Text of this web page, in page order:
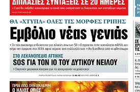
ΓΙΑΝΝΗΣ ΧΑΤΖΗΘΕΟΔΟΣΙΟΥ
ΕΠΑΓΓΕΛΑΜΑΤΙΚΟΥ
ΔΗΜΗΤΡΗΣ ΒΑΡΔΑΚΩΣΤΑΣ
ΕΠΑΓΓΕΛΜΑΤΙΚΟΥ
ΜΑΥΡΟΙΔΑΚΟΣ ΔΗΜΗΤΡΗΣ